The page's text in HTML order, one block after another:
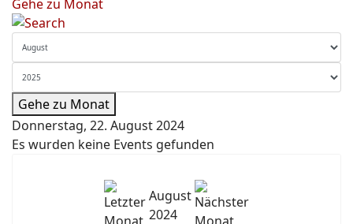
Gehe zu Monat
Gehe zu Monat
Donnerstag, 22. August 2024
Es wurden keine Events gefunden
August
2024